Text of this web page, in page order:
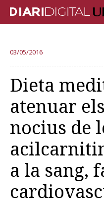
RECERCA
DOCÈNCIA
INSTITUCIÓ
VIDA AL CAMPUS
COMUNITAT URV
REPORTATGES
Més categories
03/05/2016
Dieta
atenuar
nocius de
a la sang,